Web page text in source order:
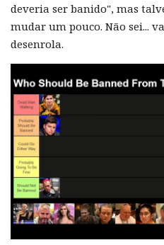
deveria ser banido", mas
mudar um pouco. Não sei...
desenrola.